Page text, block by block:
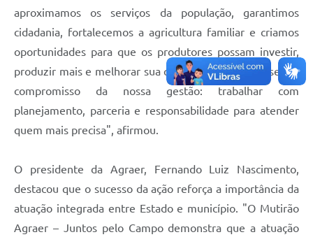
aproximamos os serviços da população, garantimos
cidadania, fortalecemos a agricultura familiar e criamos
oportunidades para que os produtores possam investir,
produzir mais e melhorar sua qualidade de vida. Esse é o
compromisso da nossa gestão: trabalhar com
planejamento, parceria e responsabilidade para atender
quem mais precisa", afirmou.
O presidente da Agraer, Fernando Luiz Nascimento,
destacou que o sucesso da ação reforça a importância da
atuação integrada entre Estado e município. "O Mutirão
Agraer – Juntos pelo Campo demonstra que a atuação